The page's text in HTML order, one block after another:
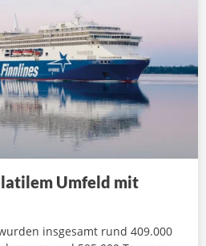
Umfeld mit
insgesamt rund 409.000